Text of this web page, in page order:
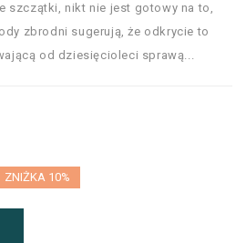
szczątki, nikt nie jest gotowy na to,
zbrodni sugerują, że odkrycie to
od dziesięcioleci sprawą...
ZNIŻKA 10%